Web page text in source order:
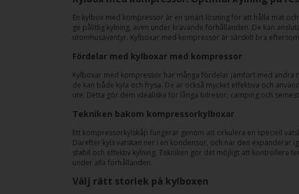
En kylbox med kompressor är en smart lösning för att hålla mat
ge pålitlig kylning, även under krävande förhållanden. De kan
utomhusäventyr. Kylboxar med kompressor är särskilt bra
Fördelar med kylboxar med kompressor
Kylboxar med kompressor har många fördelar jämfört med andra
de kan både kyla och frysa. De är också mycket effektiva och
ute. Detta gör dem idealiska för långa bilresor, camping och
Tekniken bakom kompressorkylboxar
Ett kompressorkylskåp fungerar genom att cirkulera en speciell
Därefter kyls vätskan ner i en kondensor, och när den expanderar
stabil och effektiv kylning. Tekniken gör det möjligt att kontrollera
under alla förhållanden.
Välj rätt storlek på kylboxen